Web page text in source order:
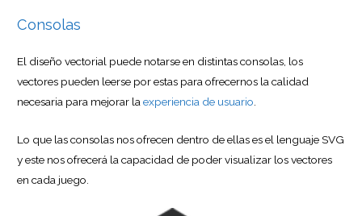
Consolas
El diseño vectorial puede notarse en distintas consolas, los
vectores pueden leerse por estas para ofrecernos la calidad
necesaria para mejorar laexperiencia de usuario
Lo que las consolas nos ofrecen dentro de ellas es el lenguaje SVG
y este nos ofrecerá la capacidad de poder visualizar los vectores
en cada juego.